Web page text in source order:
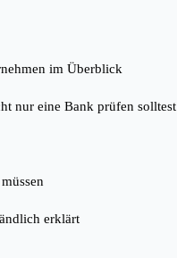
im Überblick
nur eine Bank prüfen solltest
erklärt